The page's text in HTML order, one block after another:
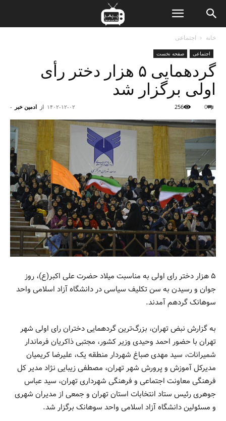
خانه اجتماعی
اجتماعی صفحه نخست
گردهمایی ۵ هزار دختر رأی
اولی برگزار شد
از ادمین خبر - ۱۴۰۲-۱۲-۰۲ 0
256
۵ هزار دختر رای اولی به مناسبت میلاد حضرت علی اکبر(ع)، روز
جوان و رسیدن به سن تکلیف سیاسی در دانشگاه آزاد اسلامی واحد
سوهانک گردهم آمدند.
به گزارش نبض تهران، بزرگ‌ترین گردهمایی دختران رای اولی شهر
تهران با حضور احمد وحیدی وزیر کشور، مجتبی ذاکریان فرماندار
شمیرانات، سید مهدی صباغ شهردار منطقه یک، علیرضا کریمیان
مدیرکل آموزش و پرورش شهر تهران، مصطفی زیبایی نژاد مدیر کل
فرهنگی معاونت اجتماعی و فرهنگی شهرداری تهران، سید عباس
جوهری رئیس ستاد انتخابات استان تهران و جمعی از مدیران شهری
و مسئولین دانشگاه آزاد اسلامی واحد سوهانک برگزار شد.